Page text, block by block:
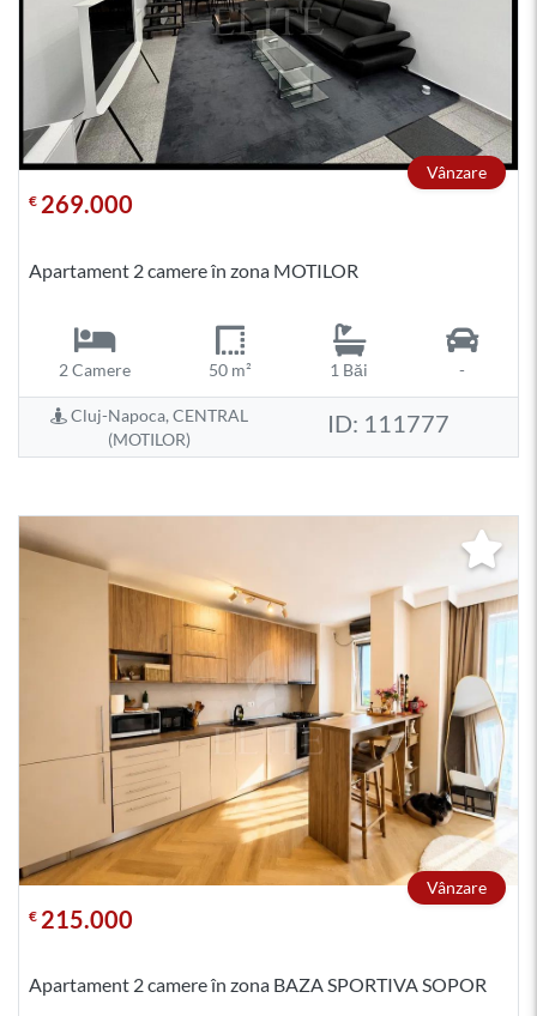
Vânzare
€ 269.000
Apartament 2 camere în zona MOTILOR
2 Camere 50 m² 1 Băi -
Cluj-Napoca, CENTRAL
(MOTILOR)
ID: 111777
Vânzare
€ 215.000
Apartament 2 camere în zona BAZA SPORTIVA SOPOR